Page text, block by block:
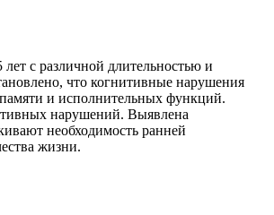
с различной длительностью и
что когнитивные нарушения
и исполнительных функций.
нарушений. Выявлена
необходимость ранней
жизни.